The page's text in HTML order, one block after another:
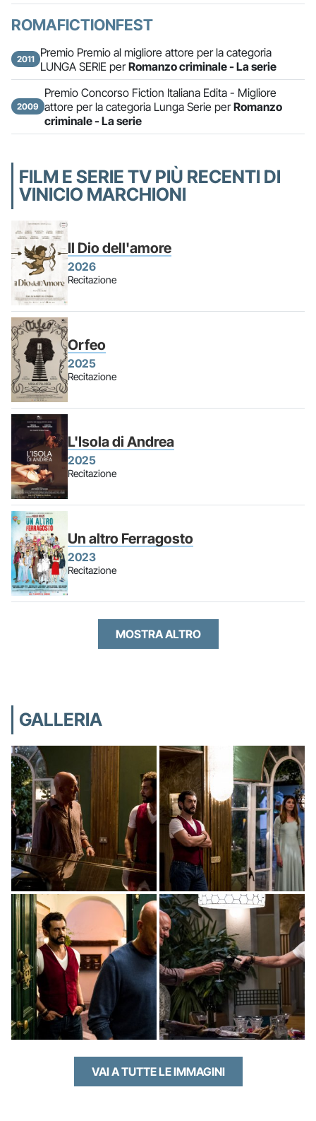
ROMAFICTIONFEST
2011
Premio Premio al migliore attore per la categoria
LUNGA SERIE perRomanzo criminale - La serie
2009
Premio Concorso Fiction Italiana Edita - Migliore
attore per la categoria Lunga Serie perRomanzo
criminale - La serie
FILM E SERIE TV PIÙ RECENTI DI
VINICIO MARCHIONI
Il Dio dell'amore
2026
Recitazione
Orfeo
2025
Recitazione
L'Isola di Andrea
2025
Recitazione
Un altro Ferragosto
2023
Recitazione
MOSTRA ALTRO
GALLERIA
VAI A TUTTE LE IMMAGINI